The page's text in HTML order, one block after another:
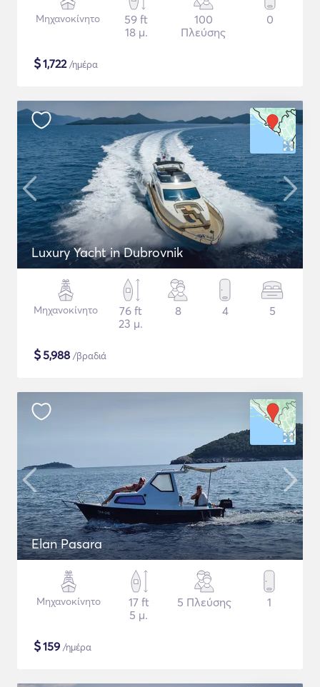
Μηχανοκίνητο
59 ft
18 μ.
100
Πλεύσης
0
$1,722/ημέρα
Luxury Yacht in Dubrovnik
Μηχανοκίνητο
76 ft
23 μ.
8 4 5
$5,988 /βραδιά
Elan Pasara
Μηχανοκίνητο
17 ft
5 μ.
5 Πλεύσης 1
$159 /ημέρα